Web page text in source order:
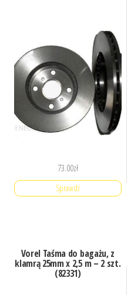
73.00zł
Sprawdź
Vorel Taśma do bagażu, z
klamrą 25mm x 2,5 m – 2 szt.
(82331)